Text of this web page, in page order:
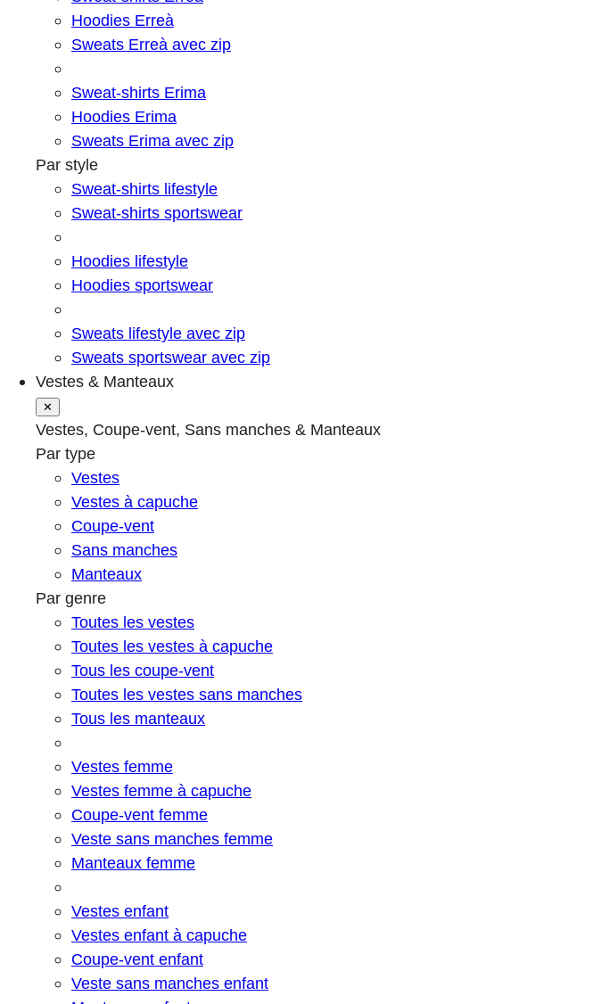
Hoodies Erreà
Sweats Erreà avec zip
Sweat-shirts Erima
Hoodies Erima
Sweats Erima avec zip
Par style
Sweat-shirts lifestyle
Sweat-shirts sportswear
Hoodies lifestyle
Hoodies sportswear
Sweats lifestyle avec zip
Sweats sportswear avec zip
Vestes & Manteaux
✕
Vestes, Coupe-vent, Sans manches & Manteaux
Par type
Vestes
Vestes à capuche
Coupe-vent
Sans manches
Manteaux
Par genre
Toutes les vestes
Toutes les vestes à capuche
Tous les coupe-vent
Toutes les vestes sans manches
Tous les manteaux
Vestes femme
Vestes femme à capuche
Coupe-vent femme
Veste sans manches femme
Manteaux femme
Vestes enfant
Vestes enfant à capuche
Coupe-vent enfant
Veste sans manches enfant